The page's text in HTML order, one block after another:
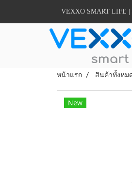
VEXXO SMART LIFE |
หน้าแรก สินค้าทั้งหม
New